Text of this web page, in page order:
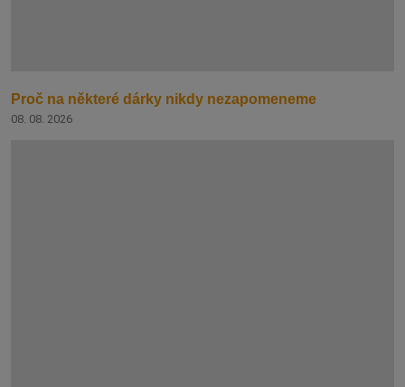
Proč na některé dárky nikdy nezapomeneme
08. 08. 2026